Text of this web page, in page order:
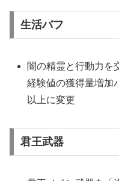
生活バフ
闇の精霊と行動力を
経験値の獲得量増加
以上に変更
君王武器